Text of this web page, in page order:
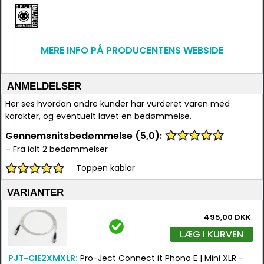
MERE INFO PÅ PRODUCENTENS WEBSIDE
ANMELDELSER
Her ses hvordan andre kunder har vurderet varen med
karakter, og eventuelt lavet en bedømmelse.
Gennemsnitsbedømmelse (5,0):
– Fra ialt 2 bedømmelser
Toppen kablar
VARIANTER
495,00 DKK
LÆG I KURVEN
PJT-CIE2XMXLR: Pro-Ject Connect it Phono E | Mini XLR -